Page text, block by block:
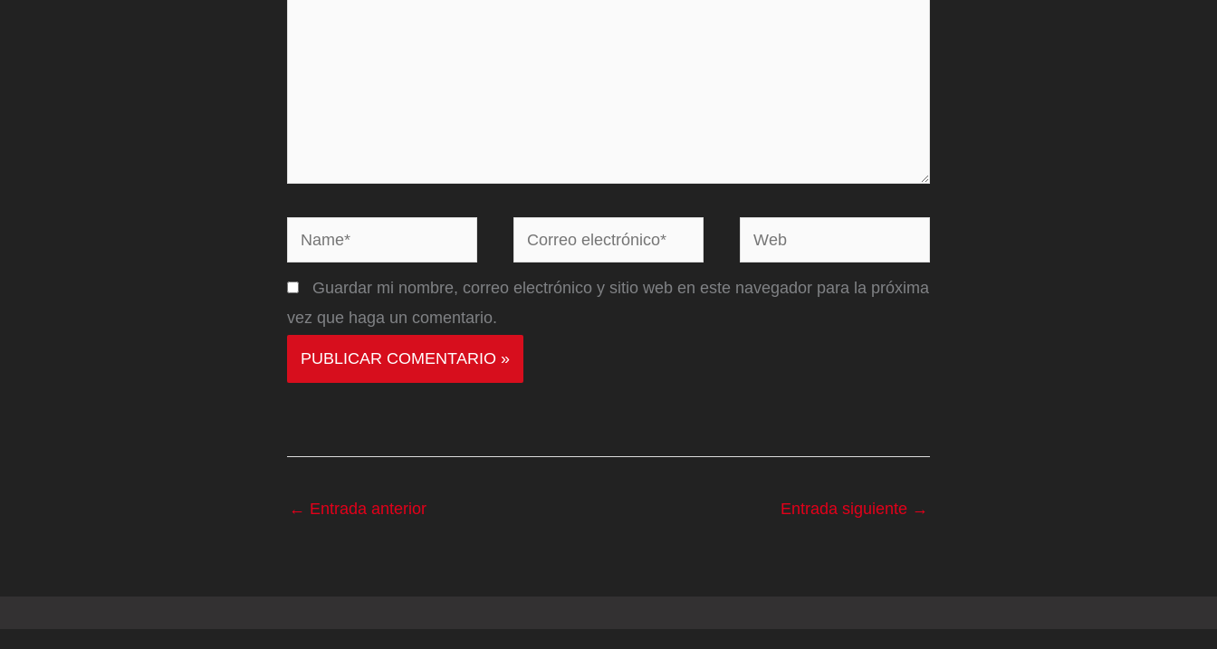
Name*
Correo
electrónico*
Web
Guardar mi nombre, correo electrónico y sitio web en este navegador para la próxima
vez que haga un comentario.
← Entrada anterior Entrada siguiente →